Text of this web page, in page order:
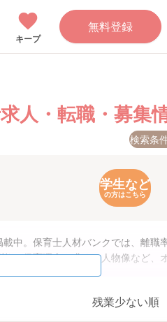
キープ
無料登録
人・転職・募集
検索条
学生など
の方はこちら
中。保育士人材バンクでは、離職
！ 保育理念や求める人物像など、
残業少ない順